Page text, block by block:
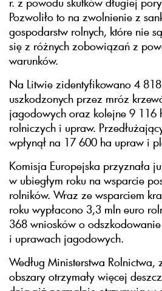
Pozwoliło to na zwolnienie z
gospodarstw rolnych, które nie
się z różnych zobowiązań z
warunków.
Na Litwie zidentyfikowano 4
uszkodzonych przez mróz
jagodowych oraz kolejne 9 116
rolniczych i upraw.
wpłynął na 17 600 ha upraw i
Komisja Europejska przyznała
w ubiegłym roku na wsparcie
rolników. Wraz ze wsparciem
roku wypłacono 3,3 mln euro
368 wniosków o
i uprawach jagodowych.
Według Ministerstwa Rolnictwa,
obszary otrzymały więcej